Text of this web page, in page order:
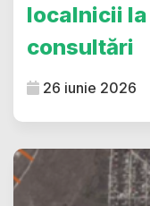
localnicii la
consultări
26 iunie 2026